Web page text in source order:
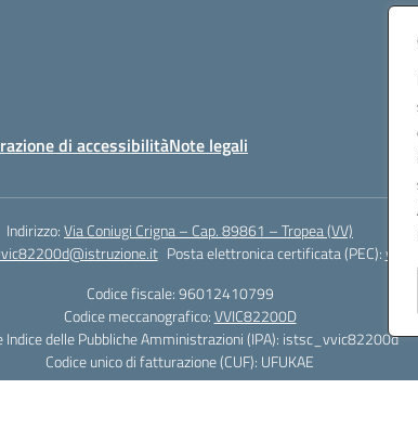
di accessibilitàNote legali
Indirizzo:Via Coniugi Crigna – Cap. 89861 – Tropea (VV)
Posta elettronica certificata (PEC):
Codice fiscale: 96012410799
Codice meccanografico:VVIC82200D
Indice delle Pubbliche Amministrazioni (IPA): istsc_vvic82200d
Codice unico di fatturazione (CUF): UFUKAE